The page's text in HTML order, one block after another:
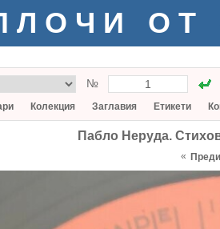
ОТ
№
Колекция Заглавия Етикети
Пабло Неруда.
«